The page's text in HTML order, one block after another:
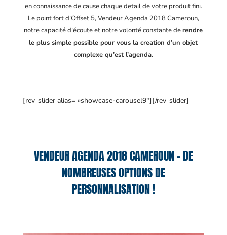
en connaissance de cause chaque detail de votre produit fini.
Le point fort d’Offset 5, Vendeur Agenda 2018 Cameroun,
notre capacité d’écoute et notre volonté constante derendre
le plus simple possible pour vous la creation d’un objet
complexe qu’est l’agenda.
[rev_slider alias= »showcase-carousel9″][/rev_slider]
VENDEUR AGENDA 2018 CAMEROUN – DE
NOMBREUSES OPTIONS DE
PERSONNALISATION !